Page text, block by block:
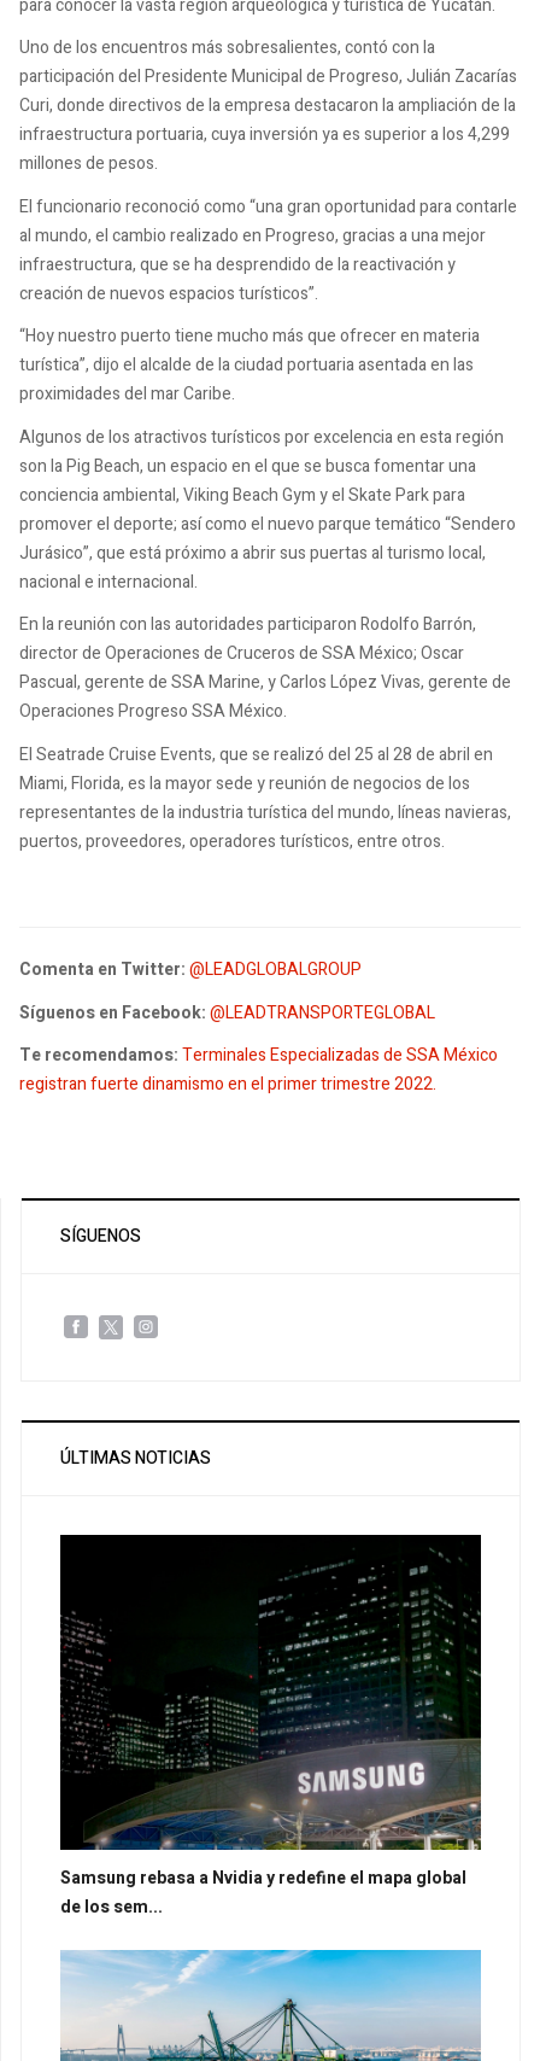
Uno de los encuentros más sobresalientes, contó con la
participación del Presidente Municipal de Progreso, Julián Zacarías
Curi, donde directivos de la empresa destacaron la ampliación de la
infraestructura portuaria, cuya inversión ya es superior a los 4,299
millones de pesos.
El funcionario reconoció como “una gran oportunidad para contarle
al mundo, el cambio realizado en Progreso, gracias a una mejor
infraestructura, que se ha desprendido de la reactivación y
creación de nuevos espacios turísticos”.
“Hoy nuestro puerto tiene mucho más que ofrecer en materia
turística”, dijo el alcalde de la ciudad portuaria asentada en las
proximidades del mar Caribe.
Algunos de los atractivos turísticos por excelencia en esta región
son la Pig Beach, un espacio en el que se busca fomentar una
conciencia ambiental, Viking Beach Gym y el Skate Park para
promover el deporte; así como el nuevo parque temático “Sendero
Jurásico”, que está próximo a abrir sus puertas al turismo local,
nacional e internacional.
En la reunión con las autoridades participaron Rodolfo Barrón,
director de Operaciones de Cruceros de SSA México; Oscar
Pascual, gerente de SSA Marine, y Carlos López Vivas, gerente de
Operaciones Progreso SSA México.
El Seatrade Cruise Events, que se realizó del 25 al 28 de abril en
Miami, Florida, es la mayor sede y reunión de negocios de los
representantes de la industria turística del mundo, líneas navieras,
puertos, proveedores, operadores turísticos, entre otros.
Comenta en Twitter:@LEADGLOBALGROUP
Síguenos en Facebook:@LEADTRANSPORTEGLOBAL
Te recomendamos:Terminales Especializadas de SSA México
registran fuerte dinamismo en el primer trimestre 2022.
SÍGUENOS
ÚLTIMAS NOTICIAS
Samsung rebasa a Nvidia y redefine el mapa global
de los sem...